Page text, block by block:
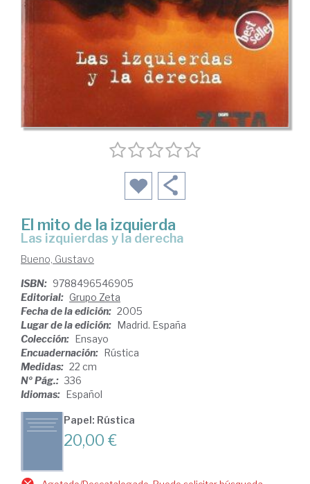
El mito de la izquierda
las izquierdas y la derecha
Bueno, Gustavo
ISBN: 9788496546905
Editorial: Grupo Zeta
Fecha de la edición: 2005
Lugar de la edición: Madrid. España
Colección: Ensayo
Encuadernación: Rústica
Medidas: 22 cm
Nº Pág.: 336
Idiomas: Español
Papel: Rústica
20,00 €